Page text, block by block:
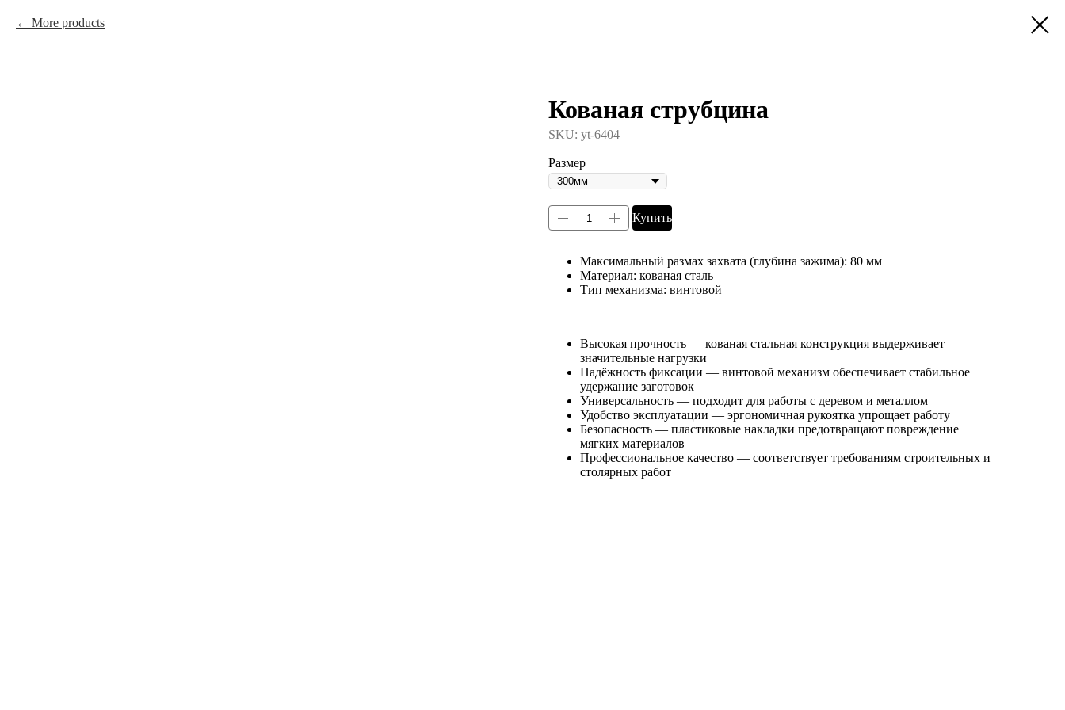
More products
Кованая струбцина
SKU: yt-6404
Размер
Купить
Максимальный размах захвата (глубина зажима): 80 мм
Материал: кованая сталь
Тип механизма: винтовой
Высокая прочность — кованая стальная конструкция выдерживает
значительные нагрузки
Надёжность фиксации — винтовой механизм обеспечивает стабильное
удержание заготовок
Универсальность — подходит для работы с деревом и металлом
Удобство эксплуатации — эргономичная рукоятка упрощает работу
Безопасность — пластиковые накладки предотвращают повреждение
мягких материалов
Профессиональное качество — соответствует требованиям строительных и
столярных работ